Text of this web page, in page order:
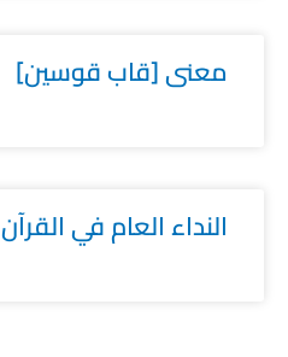
معنى [قاب قوسين]
النداء العام في القرآن